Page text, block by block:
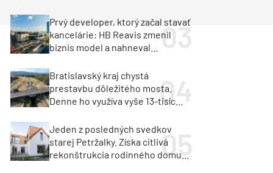
Prvý developer, ktorý začal stavať
kancelárie: HB Reavis zmenil
biznis model a nahneval
Bratislavský kraj chystá
prestavbu dôležitého mosta.
Denne ho využíva vyše 13-tisíc
Jeden z posledných svedkov
starej Petržalky. Získa citlivá
rekonštrukcia rodinného domu